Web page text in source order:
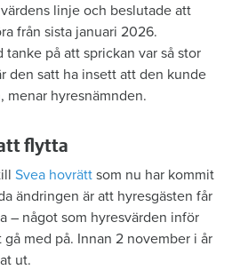
linje och beslutade att
från sista januari 2026.
på att sprickan var så stor
den satt ha insett att den kunde
menar hyresnämnden.
flytta
Svea hovrätt som nu har kommit
ändringen är att hyresgästen får
– något som hyresvärden inför
med på. Innan 2 november i år
ut.